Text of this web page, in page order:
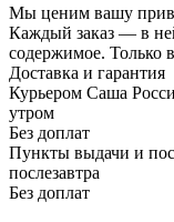
Мы ценим вашу
Каждый заказ — в
содержимое. Только
Доставка и гарантия
Курьером Саша Росси
утром
Без доплат
Пункты выдачи и
послезавтра
Без доплат